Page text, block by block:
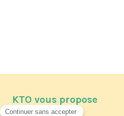
KTO vous propose